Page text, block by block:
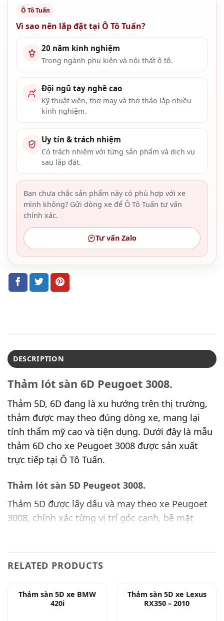
Ô Tô Tuấn
Vì sao nên lắp đặt tại Ô Tô Tuấn?
20 năm kinh nghiệm
Trong ngành phụ kiện và nội thất ô tô.
Đội ngũ tay nghề cao
Kỹ thuật viên, thợ may và thợ tháo lắp nhiều
kinh nghiệm.
Uy tín & trách nhiệm
Có trách nhiệm với từng sản phẩm và dịch vụ
sau lắp đặt.
Bạn chưa chắc sản phẩm này có phù hợp với xe
mình không? Gửi dòng xe để Ô Tô Tuấn tư vấn
chính xác.
Tư vấn Zalo
DESCRIPTION
Thảm lót sàn 6D Peugoet 3008.
Thảm 5D, 6D đang là xu hướng trên thị trường,
thảm được may theo đúng dòng xe, mang lại
tính thẩm mỹ cao và tiện dụng. Dưới đây là mẫu
thảm 6D cho xe Peugoet 3008 được sản xuất
trực tiếp tại Ô Tô Tuấn.
Thảm lót sàn 5D Peugeot 3008.
Thảm 5D được lấy dấu và may theo xe Peugoet
3008, chính xác từng vị trí góc cạnh, bề mặt
thảm luôn cố định, lớp cao su, lớp mút tạo độ
từ nhiều lớp nên chất liệu 5D khá dày, do đó cần
sử dụng loại máy chuyên dùng để đạt được hiệu
RELATED PRODUCTS
Thảm sàn 5D xe BMW
420i
Thảm sàn 5D xe Lexus
RX350 – 2010